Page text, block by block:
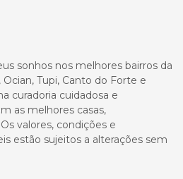
sonhos nos melhores bairros da
Ocian, Tupi, Canto do Forte e
curadoria cuidadosa e
as melhores casas,
valores, condições e
estão sujeitos a alterações sem